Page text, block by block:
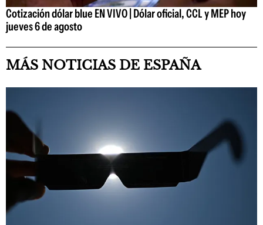
Cotización dólar blue EN VIVO | Dólar oficial, CCL y MEP hoy
jueves 6 de agosto
MÁS NOTICIAS DE ESPAÑA